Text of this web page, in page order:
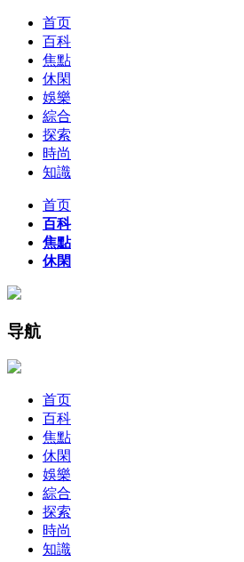
首页
百科
焦點
休閑
娛樂
綜合
探索
時尚
知識
首页
百科
焦點
休閑
导航
首页
百科
焦點
休閑
娛樂
綜合
探索
時尚
知識